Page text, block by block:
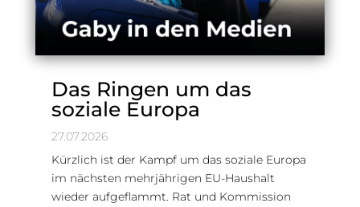
Das Ringen um das
soziale Europa
27.07.2026
Kürzlich ist der Kampf um das soziale Europa
im nächsten mehrjährigen EU-Haushalt
wieder aufgeflammt. Rat und Kommission